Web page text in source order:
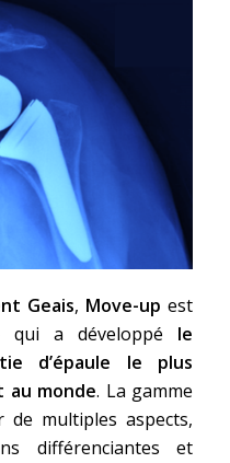
Geais, Move-up est
qui a développé le
d’épaule le plus
au monde. La gamme
de multiples aspects,
différenciantes et